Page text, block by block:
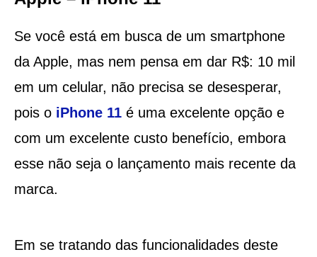
Se você está em busca de um smartphone
da Apple, mas nem pensa em dar R$: 10 mil
em um celular, não precisa se desesperar,
pois o iPhone 11é uma excelente opção e
com um excelente custo benefício, embora
esse não seja o lançamento mais recente da
marca.
Em se tratando das funcionalidades deste